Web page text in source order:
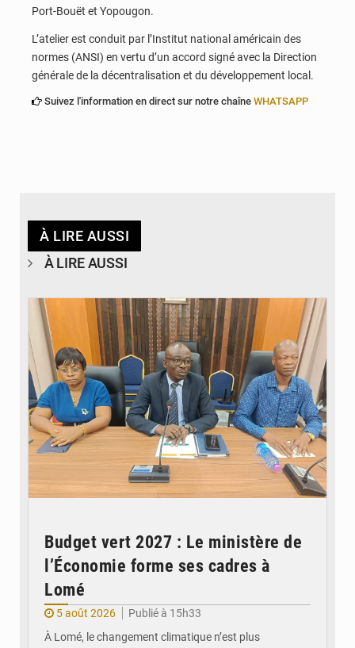
Port-Bouët et Yopougon.
L’atelier est conduit par l’Institut national américain des
normes (ANSI) en vertu d’un accord signé avec la Direction
générale de la décentralisation et du développement local.
Suivez l'information en direct sur notre chaîne WHATSAPP
À LIRE AUSSI
À LIRE AUSSI
Budget vert 2027 : Le ministère de
l’Économie forme ses cadres à
Lomé
5 août 2026
Publié à 15h33
À Lomé, le changement climatique n’est plus